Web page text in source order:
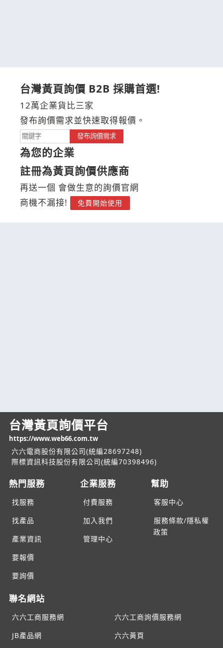
台灣黃頁詢價 B2B 採購首選!
12萬企業貨比三家
發布詢價需求並快速取得報價。
發布詢價需求
為您的企業
註冊為黃頁詢價供應商
再送一個 會做生意的詢價官網
商機不漏接!
免費開始使用
台灣黃頁詢價平台
https://www.web66.com.tw
六六電商股份有限公司(統編28697248)
際標資訊科技股份有限公司(統編70398496)
熱門服務
找服務
找產品
產業資訊
要報價
要詢價
企業服務
付費服務
加入我們
管理中心
幫助
客服中心
服務條款/隱私權
政策
聯名網站
六六工商服務網
六六工商詢價服務網
JB產品網
六六黃頁